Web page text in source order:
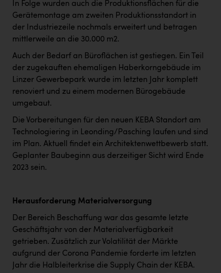
In Folge wurden auch die Produktionsflächen für die
Gerätemontage am zweiten Produktionsstandort in
der Industriezeile nochmals erweitert und betragen
mittlerweile an die 30.000 m2.
Auch der Bedarf an Büroflächen ist gestiegen. Ein Teil
der zugekauften ehemaligen Haberkorngebäude im
Linzer Gewerbepark wurde im letzten Jahr komplett
renoviert und zu einem modernen Bürogebäude
umgebaut.
Die Vorbereitungen für den neuen KEBA Standort am
Technologiering in Leonding/Pasching laufen und sind
im Plan. Aktuell findet ein Architektenwettbewerb statt.
Geplanter Baubeginn aus derzeitiger Sicht wird Ende
2023 sein.
Herausforderung Materialversorgung
Der Bereich Beschaffung war das gesamte letzte
Geschäftsjahr von der Materialverfügbarkeit
getrieben. Zusätzlich zur Volatilität der Märkte
aufgrund der Corona Pandemie forderte im letzten
Jahr die Halbleiterkrise die Supply Chain der KEBA.